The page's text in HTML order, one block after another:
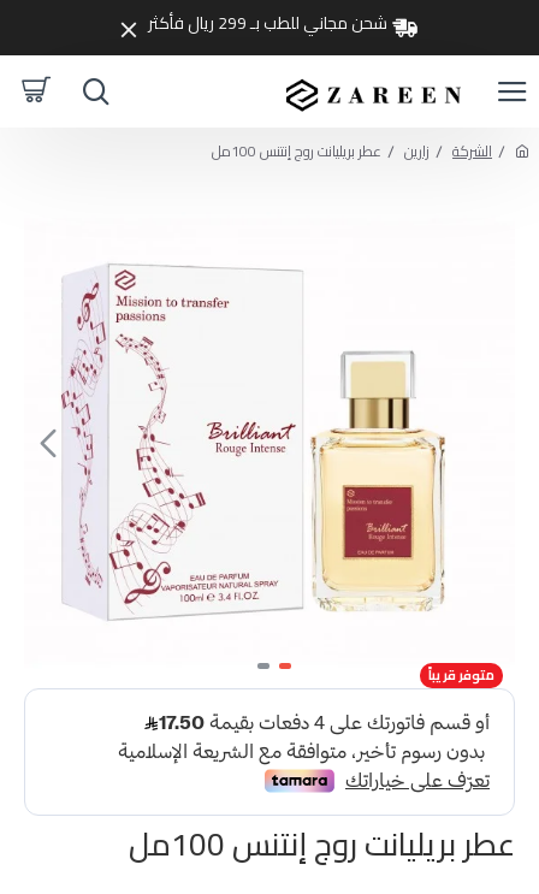
شحن مجاني للطب بـ 299 ريال فأكثر
الشركة زارين عطر بريليانت روج إنتنس 100مل
متوفر قريباً
عطر بريليانت روج إنتنس 100مل